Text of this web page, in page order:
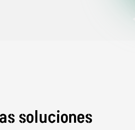
soluciones